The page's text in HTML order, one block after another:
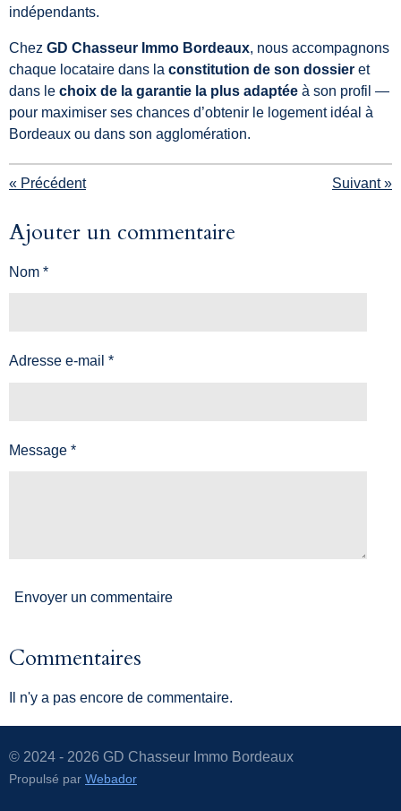
indépendants.
Chez GD Chasseur Immo Bordeaux, nous accompagnons
chaque locataire dans la constitution de son dossier et
dans le choix de la garantie la plus adaptée à son profil —
pour maximiser ses chances d’obtenir le logement idéal à
Bordeaux ou dans son agglomération.
« Précédent Suivant»
Ajouter un commentaire
Nom *
Adresse e-mail *
Message *
Envoyer un commentaire
Commentaires
Il n'y a pas encore de commentaire.
© 2024 - 2026 GD Chasseur Immo Bordeaux
Propulsé par Webador